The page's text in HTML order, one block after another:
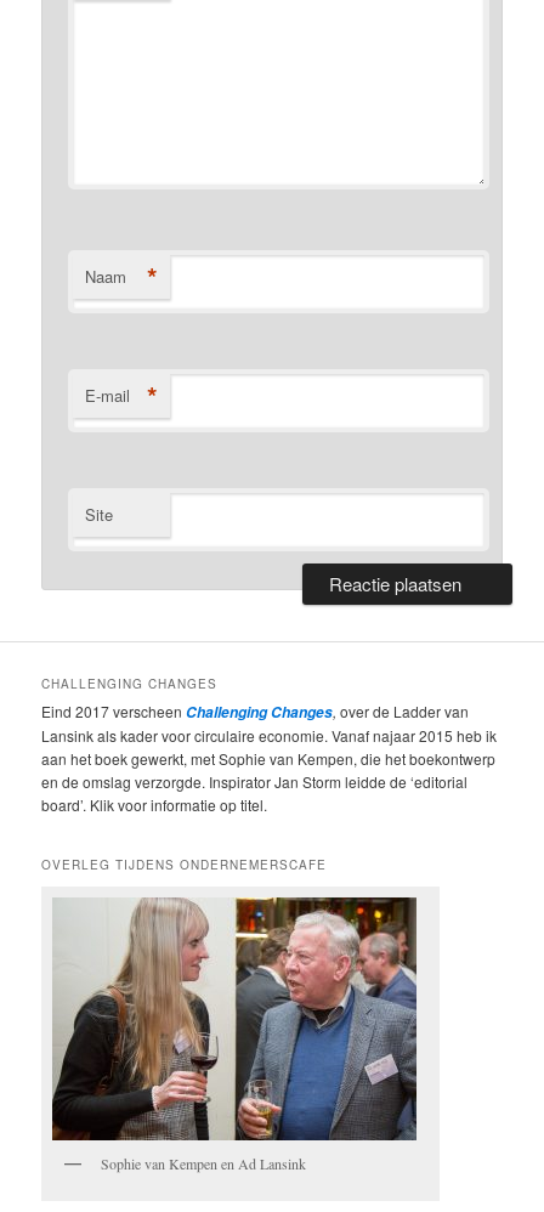
Naam *
E-mail *
Site
CHALLENGING CHANGES
Eind 2017 verscheen Challenging Changes, over de Ladder van
Lansink als kader voor circulaire economie. Vanaf najaar 2015 heb ik
aan het boek gewerkt, met Sophie van Kempen, die het boekontwerp
en de omslag verzorgde. Inspirator Jan Storm leidde de ‘editorial
board’. Klik voor informatie op titel.
OVERLEG TIJDENS ONDERNEMERSCAFE
Sophie van Kempen en Ad Lansink